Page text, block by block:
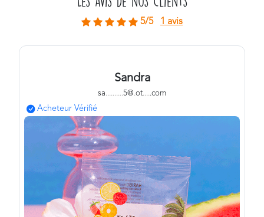
5/5 1 avis
Sandra
sa..........5@.ot.....com
Acheteur Vérifié